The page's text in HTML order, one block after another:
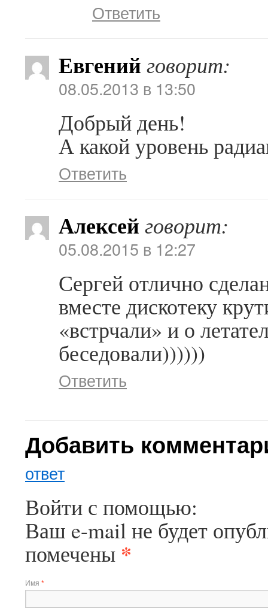
Ответить
Евгений говорит:
08.05.2013 в 13:50
Добрый день!
А какой уровень
Ответить
Алексей говорит:
05.08.2015 в 12:27
Сергей отлично
вместе дискотеку
«встрчали» и о
беседовали))))))
Ответить
Добавить
ответ
Войти с помощью:
Ваш e-mail не будет
помечены *
Имя *